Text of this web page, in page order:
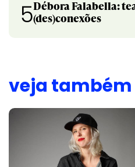
5Débora Falabella:
(des)conexões
veja também